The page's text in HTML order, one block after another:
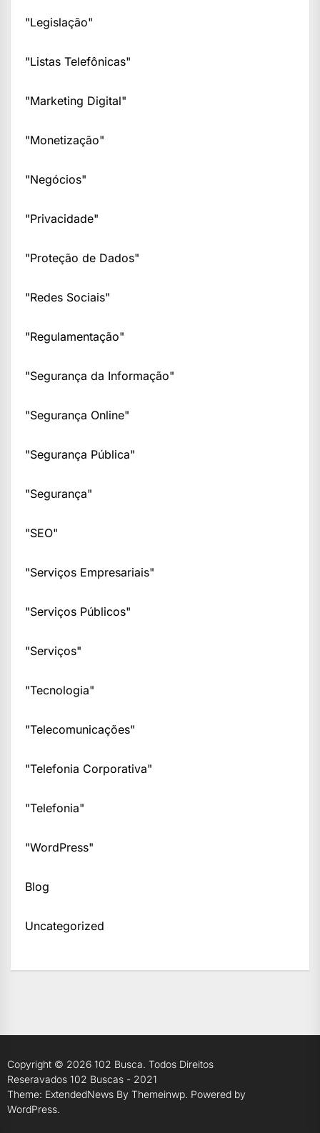
"Legislação"
"Listas Telefônicas"
"Marketing Digital"
"Monetização"
"Negócios"
"Privacidade"
"Proteção de Dados"
"Redes Sociais"
"Regulamentação"
"Segurança da Informação"
"Segurança Online"
"Segurança Pública"
"Segurança"
"SEO"
"Serviços Empresariais"
"Serviços Públicos"
"Serviços"
"Tecnologia"
"Telecomunicações"
"Telefonia Corporativa"
"Telefonia"
"WordPress"
Blog
Uncategorized
Copyright © 2026 102 Busca. Todos Direitos
Reseravados 102 Buscas - 2021
Theme: ExtendedNews By Themeinwp. Powered by
WordPress.